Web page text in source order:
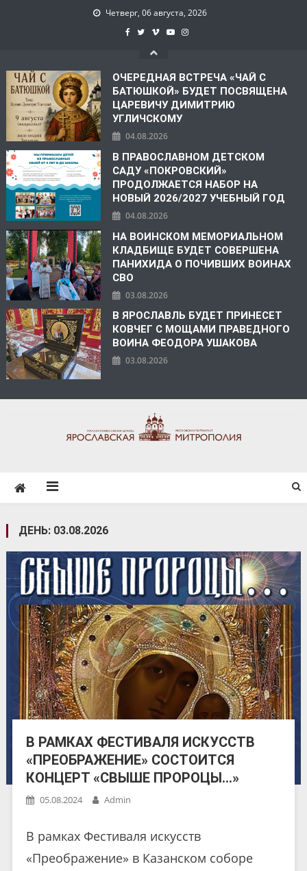
Четверг, 06 августа, 2026
ОЧЕРЕДНАЯ ВСТРЕЧА «ЧАЙ С
БАТЮШКОЙ» БУДЕТ ПОСВЯЩЕНА
ЦАРЕВИЧУ ДИМИТРИЮ
УГЛИЧСКОМУ
04.08.2026
В ПРАВОСЛАВНОМ ДЕТСКОМ
САДУ «ПОКРОВСКИЙ»
ПРОДОЛЖАЕТСЯ НАБОР НА
НОВЫЙ 2026/2027 УЧЕБНЫЙ ГОД
04.08.2026
НА ВОИНСКОМ МЕМОРИАЛЬНОМ
КЛАДБИЩЕ БУДЕТ СОВЕРШЕНА
ПАНИХИДА О ПОЧИВШИХ ВОИНАХ
СВО
03.08.2026
В ЯРОСЛАВЛЬ БУДЕТ ПРИНЕСЕТ
КОВЧЕГ С МОЩАМИ ПРАВЕДНОГО
ВОИНА ФЕОДОРА УШАКОВА
03.08.2026
ДЕНЬ: 03.08.2026
В РАМКАХ ФЕСТИВАЛЯ ИСКУССТВ
«ПРЕОБРАЖЕНИЕ» СОСТОИТСЯ
КОНЦЕРТ «СВЫШЕ ПРОРОЦЫ…»
05.08.2024 Admin
В рамках Фестиваля искусств
«Преображение» в Казанском соборе